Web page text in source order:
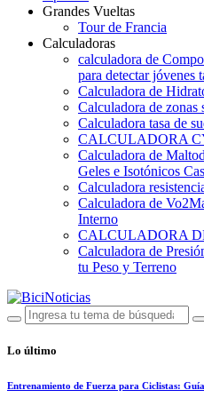
Grandes Vueltas
Tour de Francia
Calculadoras
calculadora de
para detectar jóvenes
Calculadora de
Calculadora de zonas
Calculadora tasa de
CALCULADORA
Calculadora de
Geles e Isotónicos
Calculadora
Calculadora de
Interno
CALCULADORA
Calculadora de
tu Peso y Terreno
Lo último
Entrenamiento de Fuerza para Ciclistas: